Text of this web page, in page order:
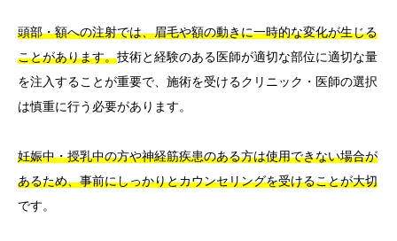
頭部・額への注射では、眉毛や額の動きに一時的な変化が生じる
ことがあります。技術と経験のある医師が適切な部位に適切な量
を注入することが重要で、施術を受けるクリニック・医師の選択
は慎重に行う必要があります。
妊娠中・授乳中の方や神経筋疾患のある方は使用できない場合が
あるため、事前にしっかりとカウンセリングを受けることが大切
です。